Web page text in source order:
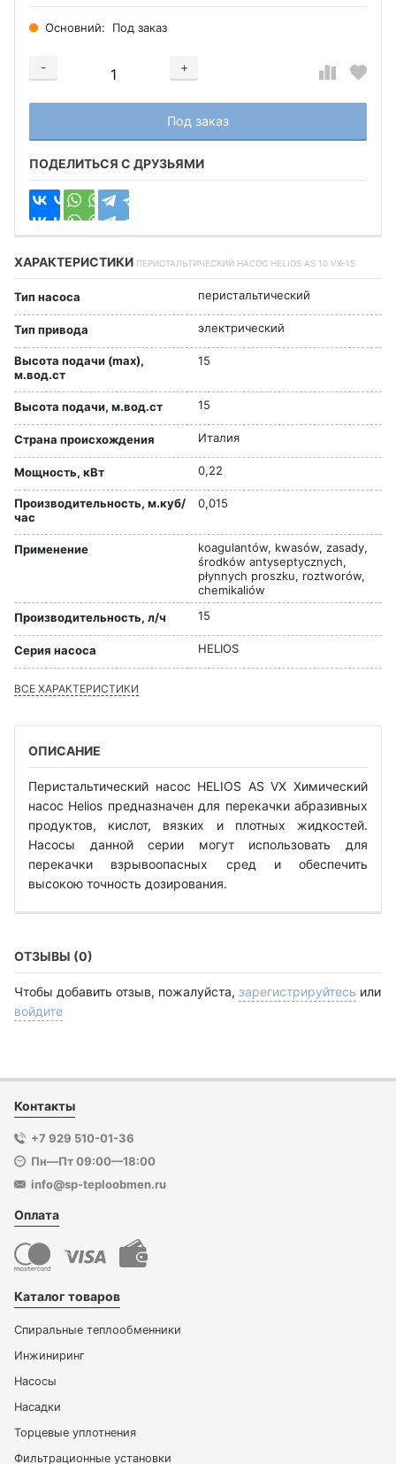
Основний: Под заказ
-
+
Добавляется...
Под заказ
Добавлен
ПОДЕЛИТЬСЯ С ДРУЗЬЯМИ
ХАРАКТЕРИСТИКИ ПЕРИСТАЛЬТИЧЕСКИЙ НАСОС HELIOS AS 10 VX-15
Тип насоса перистальтический
Тип привода электрический
Высота подачи (max),
м.вод.ст
15
Высота подачи, м.вод.ст 15
Страна происхождения Италия
Мощность, кВт 0,22
Производительность, м.куб/
час
0,015
Применение
koagulantów, kwasów, zasady,
środków antyseptycznych,
płynnych proszku, roztworów,
chemikaliów
Производительность, л/ч
15
Серия насоса HELIOS
ВСЕ ХАРАКТЕРИСТИКИ
ОПИСАНИЕ
Перистальтический насос HELIOS AS VX Химический
насос Helios предназначен для перекачки абразивных
продуктов, кислот, вязких и плотных жидкостей.
Насосы данной серии могут использовать для
перекачки взрывоопасных сред и обеспечить
высокою точность дозирования.
ОТЗЫВЫ (0)
Чтобы добавить отзыв, пожалуйста, зарегистрируйтесь или
войдите
Контакты
+7 929 510-01-36
Пн—Пт 09:00—18:00
info@sp-teploobmen.ru
Оплата
Каталог товаров
Спиральные теплообменники
Инжиниринг
Насосы
Насадки
Торцевые уплотнения
Фильтрационные установки